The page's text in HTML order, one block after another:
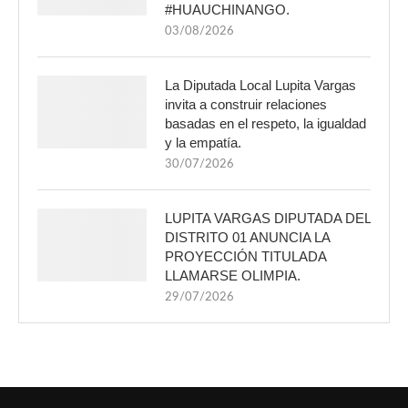
#HUAUCHINANGO.
03/08/2026
La Diputada Local Lupita Vargas
invita a construir relaciones
basadas en el respeto, la igualdad
y la empatía.
30/07/2026
LUPITA VARGAS DIPUTADA DEL
DISTRITO 01 ANUNCIA LA
PROYECCIÓN TITULADA
LLAMARSE OLIMPIA.
29/07/2026